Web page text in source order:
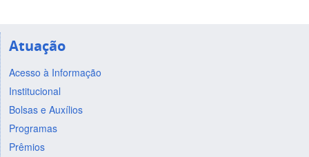
Atuação
Acesso à Informação
Institucional
Bolsas e Auxílios
Programas
Prêmios